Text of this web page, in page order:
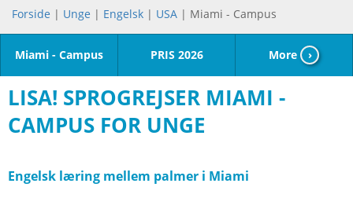
Forside | Unge | Engelsk | USA | Miami - Campus
Miami - Campus PRIS 2026 More ›
LISA! SPROGREJSER MIAMI -
CAMPUS FOR UNGE
Engelsk læring mellem palmer i Miami